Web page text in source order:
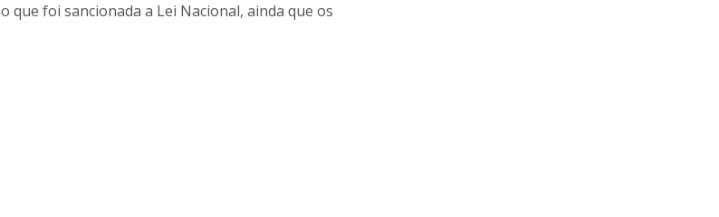
que foi sancionada a Lei Nacional, ainda que os